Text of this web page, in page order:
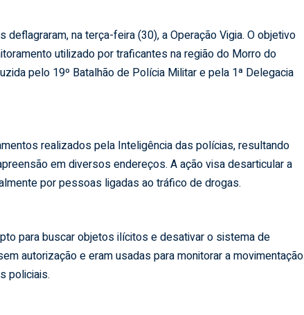
na terça-feira (30), a Operação Vigia. O objetivo
utilizado por traficantes na região do Morro do
pelo 19º Batalhão de Polícia Militar e pela 1ª Delegacia
realizados pela Inteligência das polícias, resultando
em diversos endereços. A ação visa desarticular a
por pessoas ligadas ao tráfico de drogas.
para buscar objetos ilícitos e desativar o sistema de
autorização e eram usadas para monitorar a movimentação
policiais.